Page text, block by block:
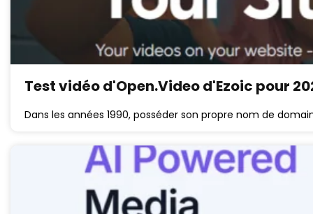
Test vidéo d'Open.Video d'Ezoic pour
Dans les années 1990, posséder son propre nom de